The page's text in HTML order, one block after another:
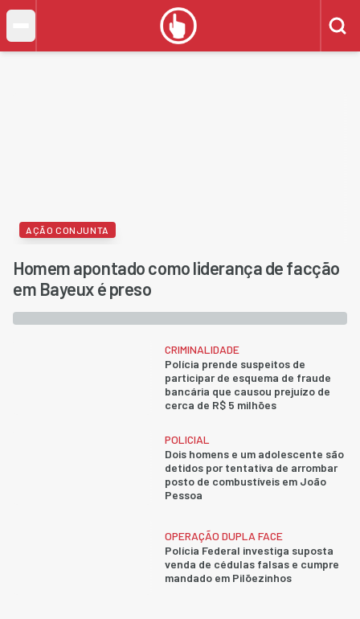
AÇÃO CONJUNTA
Homem apontado como liderança de facção
em Bayeux é preso
CRIMINALIDADE
Polícia prende suspeitos de
participar de esquema de fraude
bancária que causou prejuízo de
cerca de R$ 5 milhões
POLICIAL
Dois homens e um adolescente são
detidos por tentativa de arrombar
posto de combustíveis em João
Pessoa
OPERAÇÃO DUPLA FACE
Polícia Federal investiga suposta
venda de cédulas falsas e cumpre
mandado em Pilõezinhos